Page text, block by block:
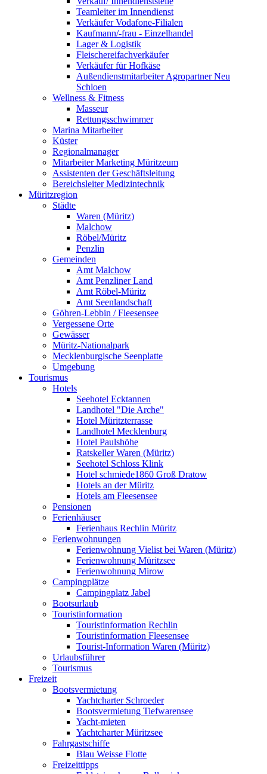
Teamleiter im Innendienst
Verkäufer Vodafone-Filialen
Kaufmann/-frau - Einzelhandel
Lager & Logistik
Fleischereifachverkäufer
Verkäufer für Hofkäse
Außendienstmitarbeiter Agropartner Neu
Schloen
Wellness & Fitness
Masseur
Rettungsschwimmer
Marina Mitarbeiter
Küster
Regionalmanager
Mitarbeiter Marketing Müritzeum
Assistenten der Geschäftsleitung
Bereichsleiter Medizintechnik
Müritzregion
Städte
Waren (Müritz)
Malchow
Röbel/Müritz
Penzlin
Gemeinden
Amt Malchow
Amt Penzliner Land
Amt Röbel-Müritz
Amt Seenlandschaft
Göhren-Lebbin / Fleesensee
Vergessene Orte
Gewässer
Müritz-Nationalpark
Mecklenburgische Seenplatte
Umgebung
Tourismus
Hotels
Seehotel Ecktannen
Landhotel "Die Arche"
Hotel Müritzterrasse
Landhotel Mecklenburg
Hotel Paulshöhe
Ratskeller Waren (Müritz)
Seehotel Schloss Klink
Hotel schmiede1860 Groß Dratow
Hotels an der Müritz
Hotels am Fleesensee
Pensionen
Ferienhäuser
Ferienhaus Rechlin Müritz
Ferienwohnungen
Ferienwohnung Vielist bei Waren (Müritz)
Ferienwohnung Müritzsee
Ferienwohnung Mirow
Campingplätze
Campingplatz Jabel
Bootsurlaub
Touristinformation
Touristinformation Rechlin
Touristinformation Fleesensee
Tourist-Information Waren (Müritz)
Urlaubsführer
Tourismus
Freizeit
Bootsvermietung
Yachtcharter Schroeder
Bootsvermietung Tiefwarensee
Yacht-mieten
Yachtcharter Müritzsee
Fahrgastschiffe
Blau Weisse Flotte
Freizeittipps